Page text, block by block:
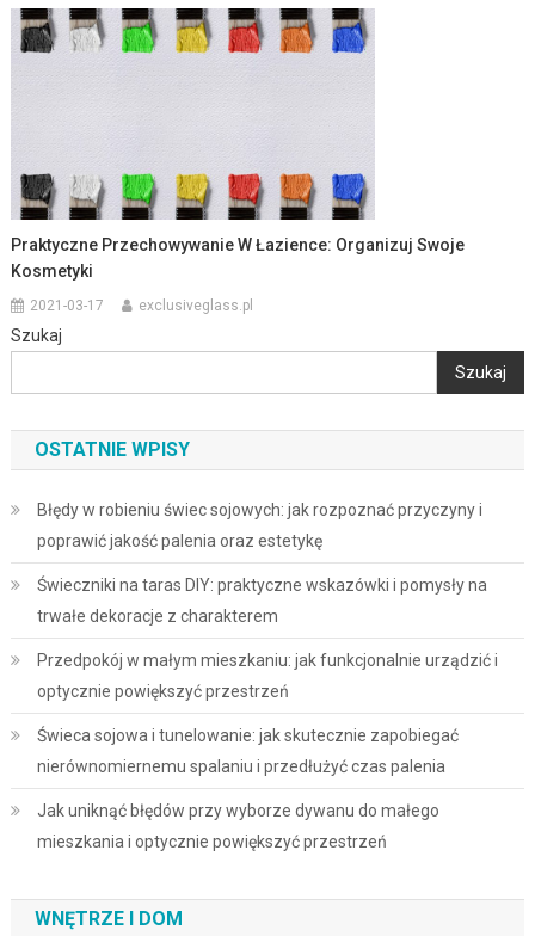
Praktyczne Przechowywanie W Łazience: Organizuj Swoje
Kosmetyki
2021-03-17 exclusiveglass.pl
Szukaj
Szukaj
OSTATNIE WPISY
Błędy w robieniu świec sojowych: jak rozpoznać przyczyny i
poprawić jakość palenia oraz estetykę
Świeczniki na taras DIY: praktyczne wskazówki i pomysły na
trwałe dekoracje z charakterem
Przedpokój w małym mieszkaniu: jak funkcjonalnie urządzić i
optycznie powiększyć przestrzeń
Świeca sojowa i tunelowanie: jak skutecznie zapobiegać
nierównomiernemu spalaniu i przedłużyć czas palenia
Jak uniknąć błędów przy wyborze dywanu do małego
mieszkania i optycznie powiększyć przestrzeń
WNĘTRZE I DOM